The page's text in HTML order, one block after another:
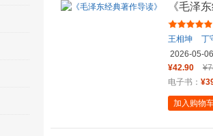
《毛泽
王相坤
丁
2026-05-06
¥42.90
电子书：
加入购物